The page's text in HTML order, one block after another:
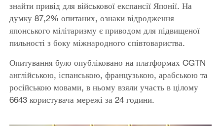
знайти привід для військової експансії Японії. На
думку 87,2% опитаних, ознаки відродження
японського мілітаризму є приводом для підвищеної
пильності з боку міжнародного співтовариства.
Опитування було опубліковано на платформах CGTN
англійською, іспанською, французькою, арабською та
російською мовами, в ньому взяли участь в цілому
6643 користувача мережі за 24 години.